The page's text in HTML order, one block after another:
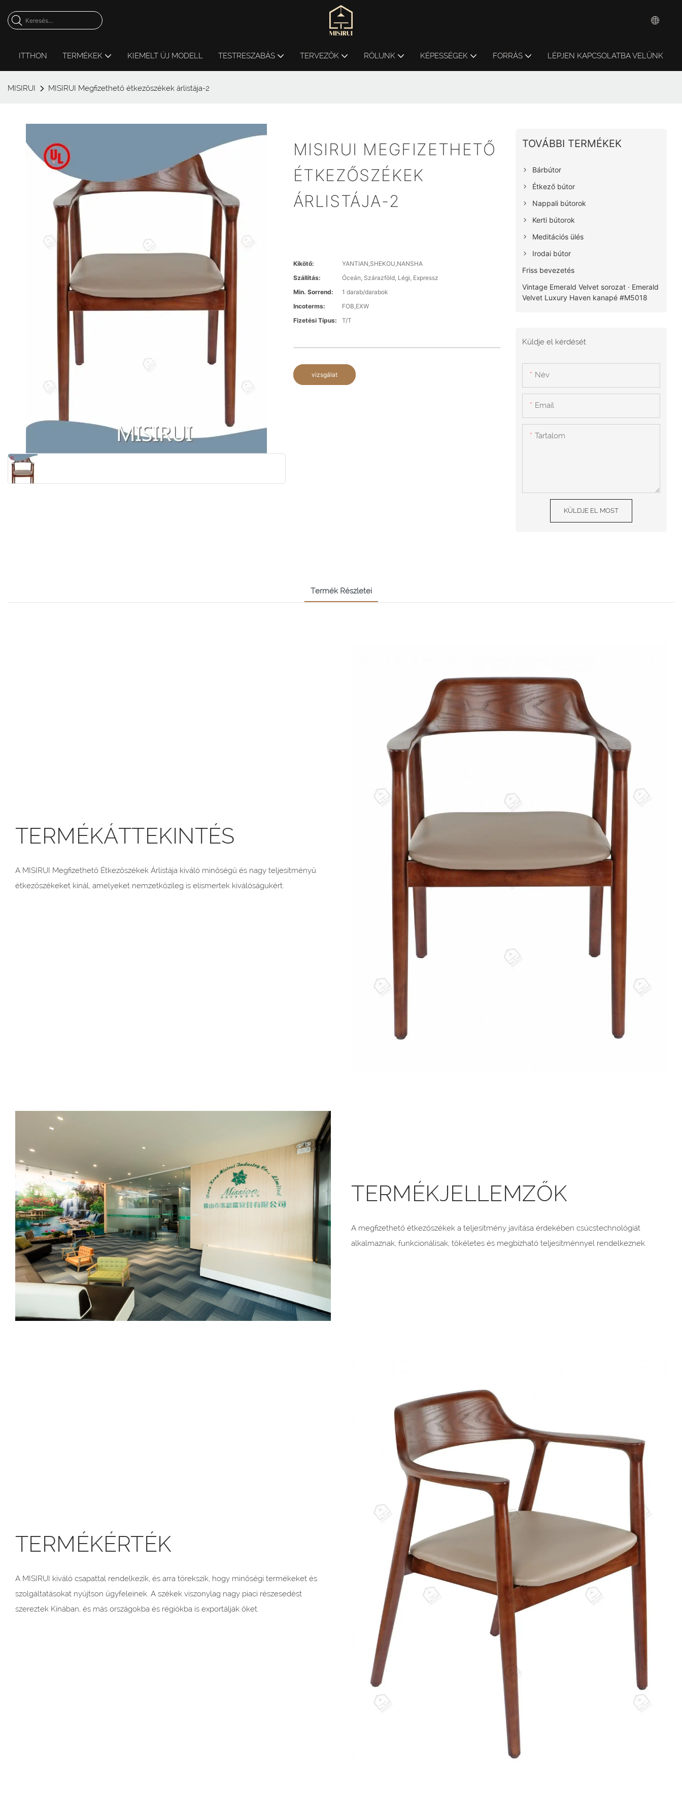
ITTHON TERMÉKEK KIEMELT ÚJ MODELL TESTRESZABÁS TERVEZŐK RÓLUNK KÉPESSÉGEK FORRÁS LÉPJEN KAPCSOLATBA VELÜNK
MISIRUI MISIRUI Megfizethető étkezőszékek árlistája-2
MISIRUI MEGFIZETHETŐ
ÉTKEZŐSZÉKEK
ÁRLISTÁJA-2
Kikötő:
YANTIAN,SHEKOU,NANSHA
Szállítás:
Óceán, Szárazföld, Légi, Expressz
Min. Sorrend:
1 darab/darabok
Incoterms:
FOB,EXW
Fizetési Típus:
T/T
vizsgálat
TOVÁBBI TERMÉKEK
Bárbútor
Étkező bútor
Nappali bútorok
Kerti bútorok
Meditációs ülés
Irodai bútor
Friss bevezetés
Vintage Emerald Velvet sorozat · Emerald
Velvet Luxury Haven kanapé #M5018
Küldje el kérdését
Név
Email
Tartalom
KÜLDJE EL MOST
Termék Részletei
TERMÉKÁTTEKINTÉS
A MISIRUI Megfizethető Étkezőszékek Árlistája kiváló minőségű és nagy teljesítményű
étkezőszékeket kínál, amelyeket nemzetközileg is elismertek kiválóságukért.
TERMÉKJELLEMZŐK
A megfizethető étkezőszékek a teljesítmény javítása érdekében csúcstechnológiát
alkalmaznak, funkcionálisak, tökéletes és megbízható teljesítménnyel rendelkeznek.
TERMÉKÉRTÉK
A MISIRUI kiváló csapattal rendelkezik, és arra törekszik, hogy minőségi termékeket és
szolgáltatásokat nyújtson ügyfeleinek. A székek viszonylag nagy piaci részesedést
szereztek Kínában, és más országokba és régiókba is exportálják őket.